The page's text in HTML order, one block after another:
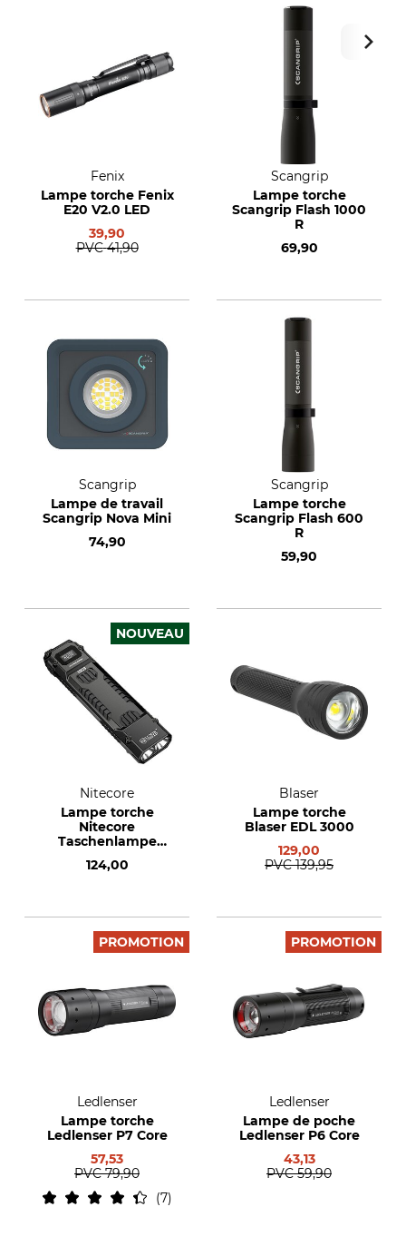
Fenix
Lampe torche Fenix
E20 V2.0 LED
39,90
PVC 41,90
Scangrip
Lampe torche
Scangrip Flash 1000
R
69,90
Scangrip
Lampe de travail
Scangrip Nova Mini
74,90
Scangrip
Lampe torche
Scangrip Flash 600
R
59,90
NOUVEAU
Nitecore
Lampe torche
Nitecore
Taschenlampe
124,00
Blaser
Lampe torche
Blaser EDL 3000
129,00
PVC 139,95
PROMOTION
Ledlenser
Lampe torche
Ledlenser P7 Core
57,53
PVC 79,90
7
PROMOTION
Ledlenser
Lampe de poche
Ledlenser P6 Core
43,13
PVC 59,90